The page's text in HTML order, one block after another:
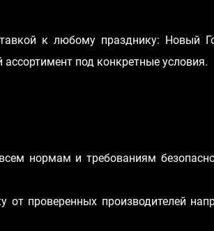
к любому празднику: Новый
под конкретные условия.
нормам и требованиям
от проверенных производителей